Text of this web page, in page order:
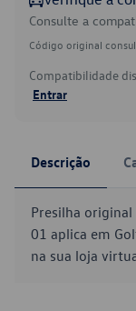
Consulte a
Código original
Compatibilidade
Entrar
Descrição
Presilha
01 aplica em
na sua loja